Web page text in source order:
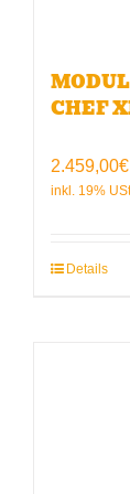
CHEF
2.459,00€
Details